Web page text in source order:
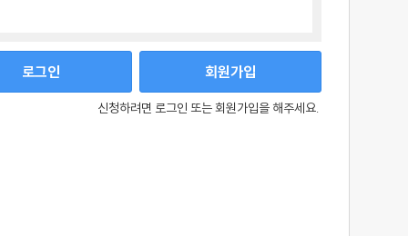
로그인 회원가입
신청하려면 로그인 또는 회원가입을 해주세요.